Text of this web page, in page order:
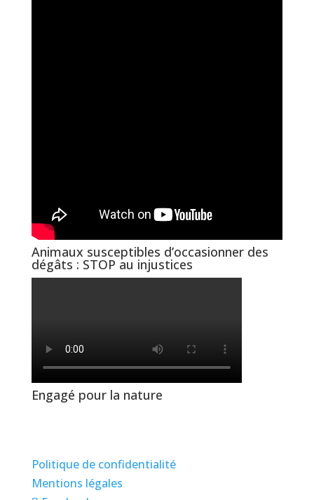
Animaux susceptibles d’occasionner des
dégâts : STOP au injustices
Engagé pour la nature
Politique de confidentialité
Mentions légales